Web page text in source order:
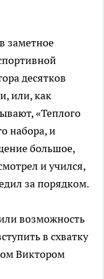
заметное
десятков
или, как
«Теплого
набора, и
большое,
и учился,
за порядком.
возможность
в схватку
Виктором